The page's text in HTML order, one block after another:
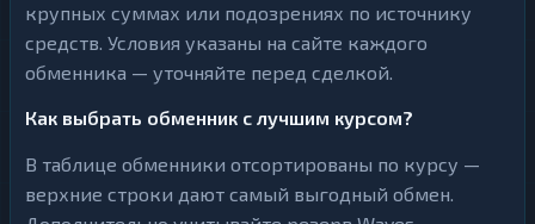
крупных суммах или подозрениях по источнику
средств. Условия указаны на сайте каждого
обменника — уточняйте перед сделкой.
Как выбрать обменник с лучшим курсом?
В таблице обменники отсортированы по курсу —
верхние строки дают самый выгодный обмен.